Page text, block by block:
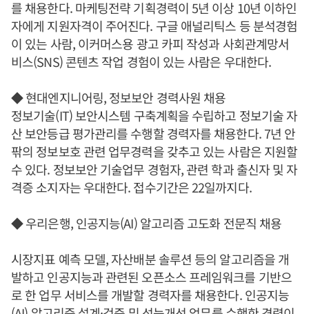
를 채용한다. 마케팅전략 기획경력이 5년 이상 10년 이하인
자에게 지원자격이 주어진다. 구글 애널리틱스 등 분석경험
이 있는 사람, 이커머스용 광고 카피 작성과 사회관계망서
비스(SNS) 콘텐츠 작업 경험이 있는 사람은 우대한다.
◆ 현대엔지니어링, 정보보안 경력사원 채용
정보기술(IT) 보안시스템 구축계획을 수립하고 정보기술 자
산 보안등급 평가관리를 수행할 경력자를 채용한다. 7년 안
팎의 정보보호 관련 업무경력을 갖추고 있는 사람은 지원할
수 있다. 정보보안 기술업무 경험자, 관련 학과 출신자 및 자
격증 소지자는 우대한다. 접수기간은 22일까지다.
◆ 우리은행, 인공지능(AI) 알고리즘 고도화 전문직 채용
시장지표 예측 모델, 자산배분 솔루션 등의 알고리즘을 개
발하고 인공지능과 관련된 오픈소스 프레임워크를 기반으
로 한 업무 서비스를 개발할 경력자를 채용한다. 인공지능